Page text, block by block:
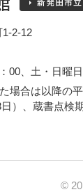
1-2-12
00、土・日曜
場合は以降の
）、蔵書点検
©